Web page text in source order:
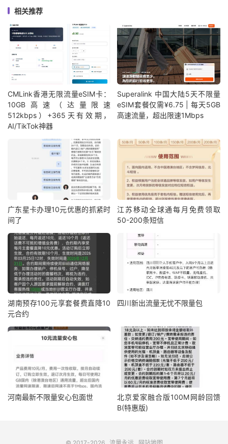
相关推荐
CMLink香港无限流量eSIM卡：
10GB高速（达量限速
512kbps）+365天有效期，
AI/TikTok神器
Superalink 中国大陆5天不限量
eSIM套餐仅需¥6.75 | 每天5GB
高速流量，超出限速1Mbps
广东星卡办理10元优惠的抓紧时
间了
江苏移动全球通每月免费领取
50-200条短信
湖南预存100元享套餐费直降10
元合约
四川新出流量无忧不限量包
河南最新不限量安心包面世
北京爱家融合版100M网龄回馈
B(特惠版)